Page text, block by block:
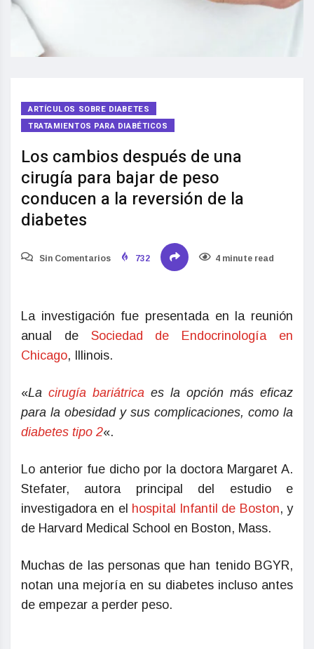
ARTÍCULOS SOBRE DIABETES
TRATAMIENTOS PARA DIABÉTICOS
Los cambios después de una
cirugía para bajar de peso
conducen a la reversión de la
diabetes
Sin Comentarios 732 4 minute read
La investigación fue presentada en la reunión
anual de Sociedad de Endocrinología en
Chicago, Illinois.
«La cirugía bariátrica es la opción más eficaz
para la obesidad y sus complicaciones, como la
diabetes tipo 2«.
Lo anterior fue dicho por la doctora Margaret A.
Stefater, autora principal del estudio e
investigadora en el hospital Infantil de Boston, y
de Harvard Medical School en Boston, Mass.
Muchas de las personas que han tenido BGYR,
notan una mejoría en su diabetes incluso antes
de empezar a perder peso.